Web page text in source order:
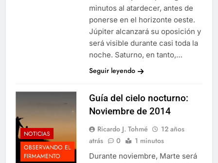
minutos al atardecer, antes de
ponerse en el horizonte oeste.
Júpiter alcanzará su oposición y
será visible durante casi toda la
noche. Saturno, en tanto,…
Seguir leyendo
NOTICIAS
OBSERVANDO EL
FIRMAMENTO
Guía del cielo nocturno:
Noviembre de 2014
Ricardo J. Tohmé
12 años
atrás
0 1 minutos
Durante noviembre, Marte será